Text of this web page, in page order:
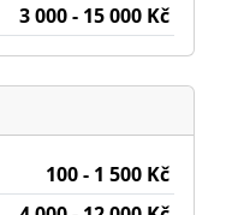
3 000 - 15 000 Kč
100 - 1 500 Kč